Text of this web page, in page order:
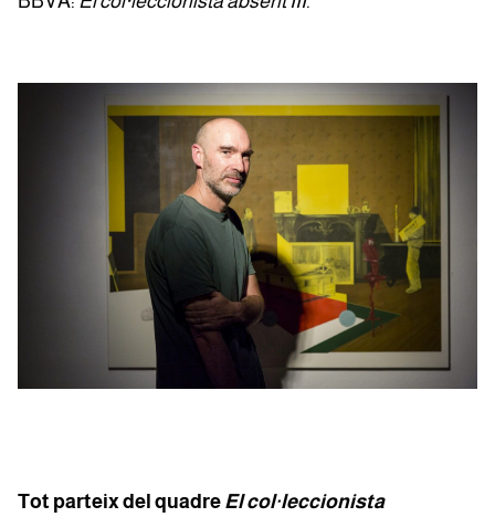
Tot parteix del quadre El col·leccionista